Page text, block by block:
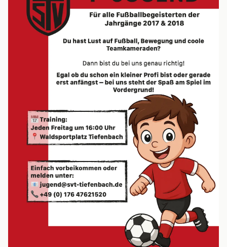
Statistik
2. MANNSCHAFT
G-Junioren (U7)
F-Junioren (U8/U9)
E-Junioren (U10/U11)
D-Junioren (U12/U13)
MITGLIED WERDEN